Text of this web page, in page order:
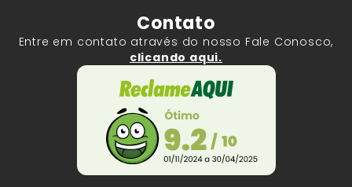
Contato
Entre em contato através do nosso Fale Conosco,
clicando aqui.